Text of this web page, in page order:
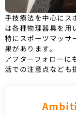
手技療法を中心にス
は各種物理器具を用
特にスポーツマッサ
果があります。
アフターフォローに
活での注意点なども